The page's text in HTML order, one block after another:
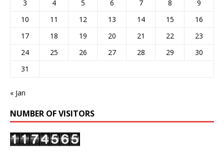
3
4 5 6 7 8
9
10
11 12 13 14 15
16
17
18 19 20 21 22
23
24
25 26 27 28 29
30
31
« Jan
NUMBER OF VISITORS